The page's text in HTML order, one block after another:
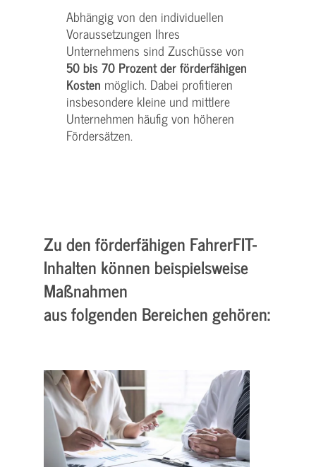
Abhängig von den individuellen
Voraussetzungen Ihres
Unternehmens sind Zuschüsse von
50 bis 70 Prozent der förderfähigen
Kosten möglich. Dabei profitieren
insbesondere kleine und mittlere
Unternehmen häufig von höheren
Fördersätzen.
Zu den förderfähigen FahrerFIT-
Inhalten können beispielsweise
Maßnahmen
aus folgenden Bereichen gehören: